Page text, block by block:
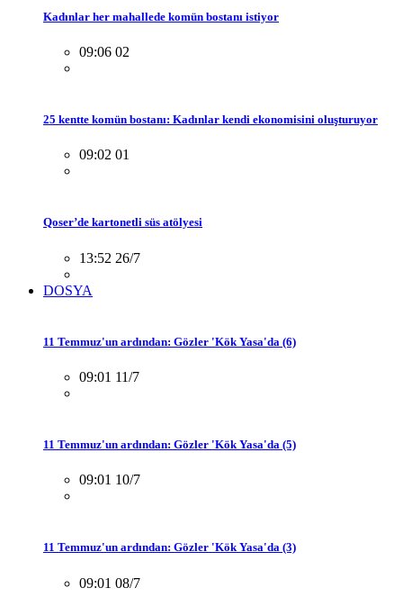
Kadınlar her mahallede komün bostanı istiyor
09:06 02
25 kentte komün bostanı: Kadınlar kendi ekonomisini oluşturuyor
09:02 01
Qoser’de kartonetli süs atölyesi
13:52 26/7
DOSYA
11 Temmuz'un ardından: Gözler 'Kök Yasa'da (6)
09:01 11/7
11 Temmuz'un ardından: Gözler 'Kök Yasa'da (5)
09:01 10/7
11 Temmuz'un ardından: Gözler 'Kök Yasa'da (3)
09:01 08/7